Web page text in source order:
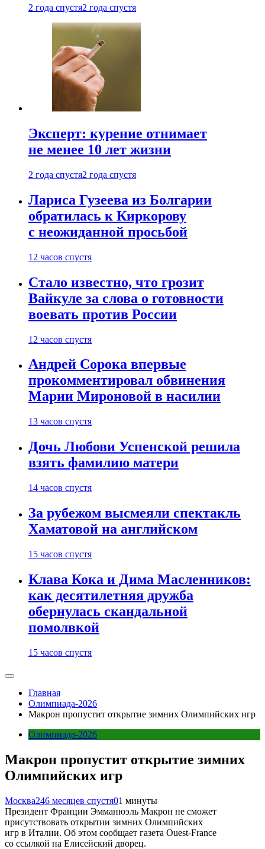
2 года спустя2 года спустя
Эксперт: курение отнимает
не менее 10 лет жизни
2 года спустя2 года спустя
Лариса Гузеева из Болгарии
обратилась к Киркорову
с неожиданной просьбой
12 часов спустя
Стало известно, что грозит
Вайкуле за слова о готовности
воевать против России
12 часов спустя
Андрей Сорока впервые
прокомментировал обвинения
Марии Мироновой в насилии
13 часов спустя
Дочь Любови Успенской решила
взять фамилию матери
14 часов спустя
За рубежом высмеяли спектакль
Хаматовой на английском
15 часов спустя
Клава Кока и Дима Масленников:
как десятилетняя дружба
обернулась скандальной
помолвкой
15 часов спустя
Главная
Олимпиада-2026
Макрон пропустит открытие зимних Олимпийских игр
Олимпиада-2026
Макрон пропустит открытие зимних
Олимпийских игр
Москва246 месяцев спустя01 минуты
Президент Франции Эмманюэль Макрон не сможет
присутствовать открытии зимних Олимпийских
игр в Италии. Об этом сообщает газета Ouest-France
со ссылкой на Елисейский дворец.